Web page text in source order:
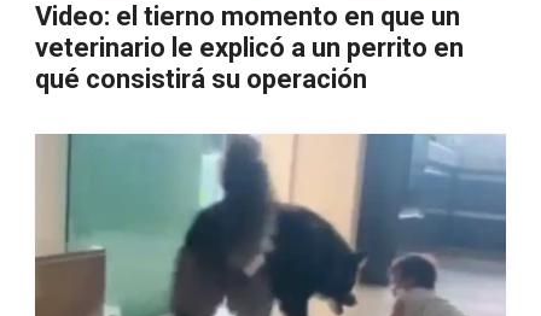
Video: el tierno momento en que un
veterinario le explicó a un perrito en
qué consistirá su operación